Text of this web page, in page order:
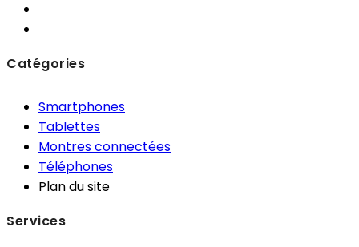
Catégories
Smartphones
Tablettes
Montres connectées
Téléphones
Plan du site
Services